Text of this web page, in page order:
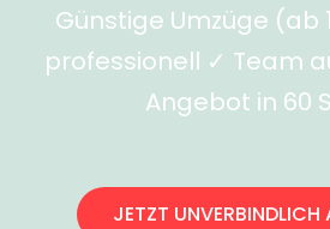
Günstige Umzüge (ab
professionell ✓ Team
Angebot in 60
JETZT UNVERBINDLICH